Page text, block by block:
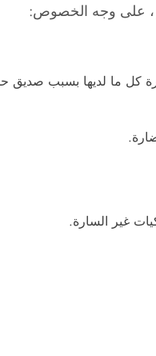
، على وجه الخصوص:
كل ما لديها بسبب
غير السارة.